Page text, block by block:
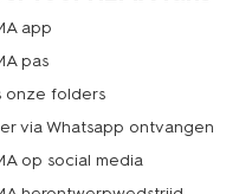
app
pas
onze folders
via Whatsapp ontvangen
op social media